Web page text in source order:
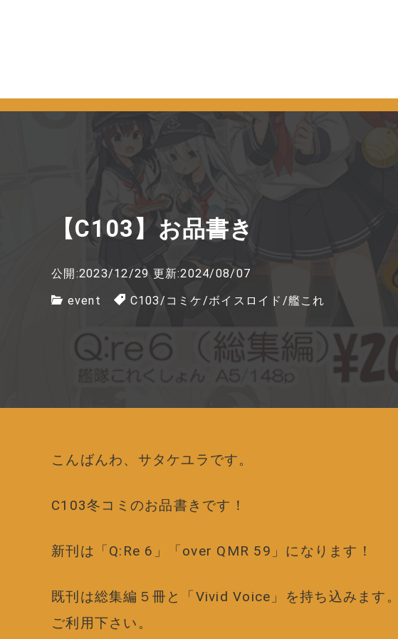
【C103】お品書き
公開:2023/12/29 更新:2024/08/07
event C103/ コミケ/ボイスロイド /艦これ
こんばんわ、サタケユラです。
C103冬コミのお品書きです！
新刊は「Q:Re 6」「over QMR 59」になります！
既刊は総集編５冊と「Vivid Voice」を持ち込みます
ご利用下さい。